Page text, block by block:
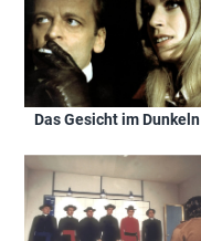
Das Gesicht im Dunkeln